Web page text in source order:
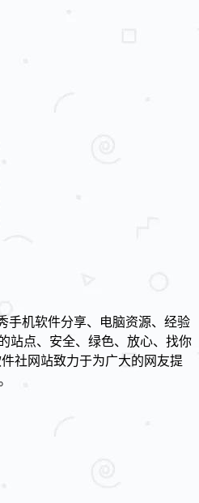
手机软件分享、电脑资源、经验
站点、安全、绿色、放心、找你
社网站致力于为广大的网友提